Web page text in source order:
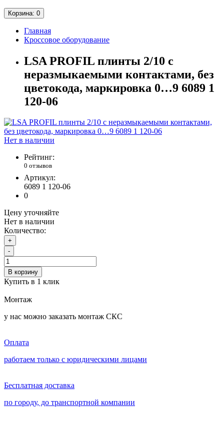
Корзина: 0
Главная
Кроссовое оборудование
LSA PROFIL плинты 2/10 с
неразмыкаемыми контактами, без
цветокода, маркировка 0…9 6089 1
120-06
Нет в наличии
Рейтинг:
0 отзывов
Артикул:
6089 1 120-06
0
Цену уточняйте
Нет в наличии
Количество:
+
-
В корзину
Купить в 1 клик
Монтаж
у нас можно заказать монтаж СКС
Оплата
работаем только с юридическими лицами
Бесплатная доставка
по городу, до транспортной компании